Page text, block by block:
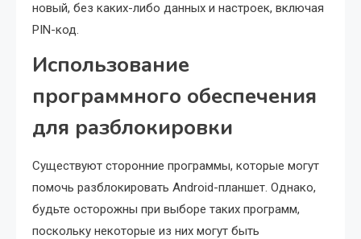
новый, без каких-либо данных и настроек, включая
PIN-код.
Использование
программного обеспечения
для разблокировки
Существуют сторонние программы, которые могут
помочь разблокировать Android-планшет. Однако,
будьте осторожны при выборе таких программ,
поскольку некоторые из них могут быть